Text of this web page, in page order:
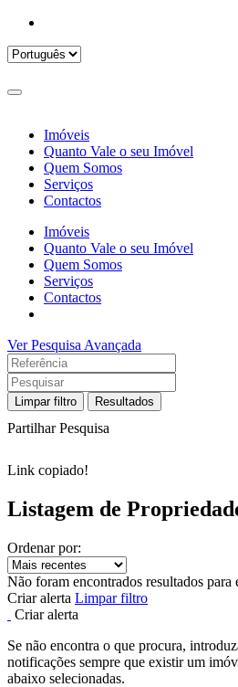
Imóveis
Quanto Vale o seu Imóvel
Quem Somos
Serviços
Contactos
Imóveis
Quanto Vale o seu Imóvel
Quem Somos
Serviços
Contactos
Ver Pesquisa Avançada
Limpar filtro Resultados
Partilhar Pesquisa
Link copiado!
Listagem de
Ordenar por:
Não foram encontrados resultados para
Criar alerta Limpar filtro
Criar alerta
Se não encontra o que procura,
notificações sempre que existir um
abaixo selecionadas.